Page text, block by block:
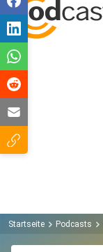
Startseite Podcasts